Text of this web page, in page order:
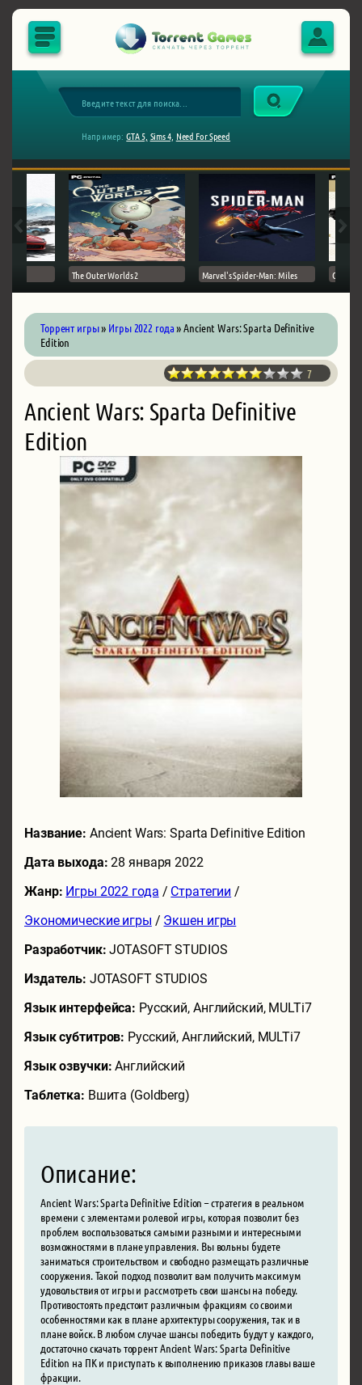
Например: GTA 5, Sims 4, Need For Speed
The Outer Worlds 2 Marvel's Spider-Man: Miles Ghost
Торрент игры» Игры 2022 года» Ancient Wars: Sparta Definitive
Edition
7
Ancient Wars: Sparta Definitive
Edition
Название: Ancient Wars: Sparta Definitive Edition
Дата выхода:28 января 2022
Жанр: Игры 2022 года / Стратегии /
Экономические игры / Экшен игры
Разработчик:JOTASOFT STUDIOS
Издатель: JOTASOFT STUDIOS
Язык интерфейса: Русский, Английский, MULTi7
Язык субтитров: Русский, Английский, MULTi7
Язык озвучки:Английский
Таблетка: Вшита (Goldberg)
Описание:
Ancient Wars: Sparta Definitive Edition – стратегия в реальном
времени с элементами ролевой игры, которая позволит без
проблем воспользоваться самыми разными и интересными
возможностями в плане управления. Вы вольны будете
заниматься строительством и свободно размещать различные
сооружения. Такой подход позволит вам получить максимум
удовольствия от игры и рассмотреть свои шансы на победу.
Противостоять предстоит различным фракциям со своими
особенностями как в плане архитектуры сооружения, так и в
плане войск. В любом случае шансы победить будут у каждого,
достаточно скачать торрент Ancient Wars: Sparta Definitive
Edition на ПК и приступать к выполнению приказов главы ваше
фракции.